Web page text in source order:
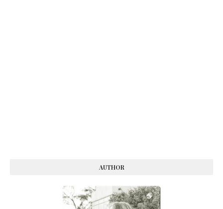
AUTHOR